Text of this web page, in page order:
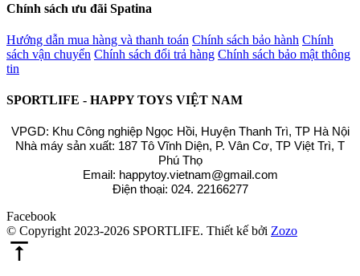
Chính sách ưu đãi Spatina
Hướng dẫn mua hàng và thanh toán Chính sách bảo hành Chính
sách vận chuyển Chính sách đổi trả hàng Chính sách bảo mật thông
tin
SPORTLIFE - HAPPY TOYS VIỆT NAM
VPGD: Khu Công nghiệp Ngọc Hồi, Huyện Thanh Trì, TP Hà Nội
Nhà máy sản xuất: 187 Tô Vĩnh Diện, P. Vân Cơ, TP Việt Trì, T
Phú Thọ
Email: happytoy.vietnam@gmail.com
Điện thoại: 024. 22166277
Facebook
© Copyright 2023-2026 SPORTLIFE. Thiết kế bởi Zozo